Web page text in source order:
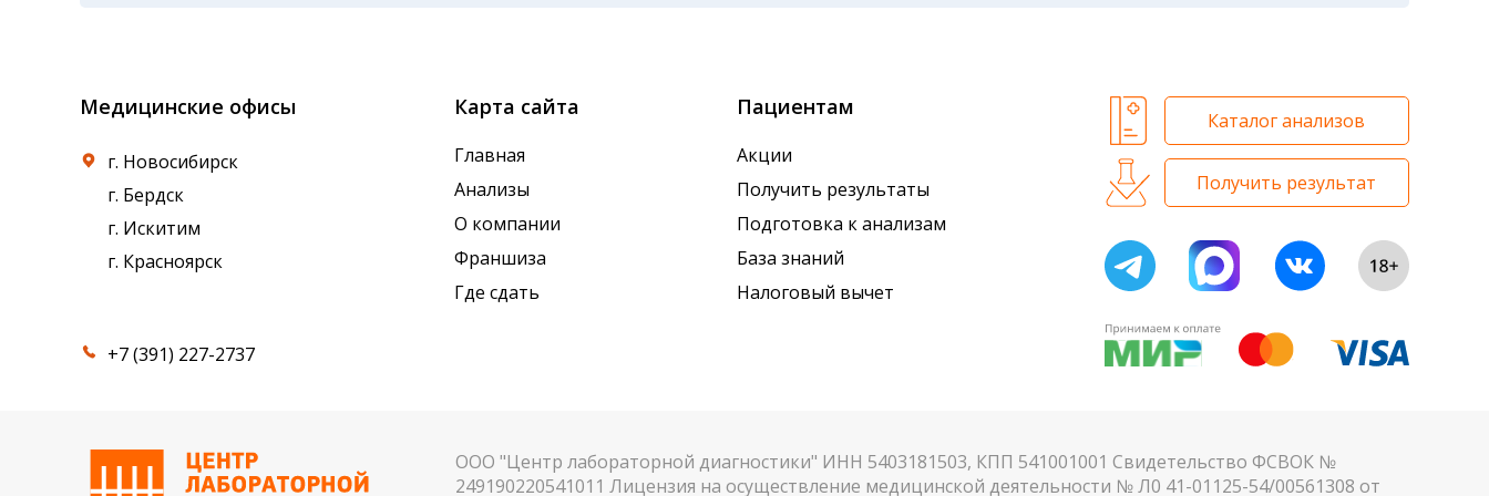
Медицинские офисы
г. Новосибирск
г. Бердск
г. Искитим
г. Красноярск
+7 (391) 227-2737
Карта сайта
Главная
Анализы
О компании
Франшиза
Где сдать
Пациентам
Акции
Получить результаты
Подготовка к анализам
База знаний
Налоговый вычет
Каталог анализов
Получить результат
ООО "Центр лабораторной диагностики" ИНН 5403181503, КПП 541001001 Свидетельство ФСВОК №
249190220541011 Лицензия на осуществление медицинской деятельности № Л0 41-01125-54/00561308 от